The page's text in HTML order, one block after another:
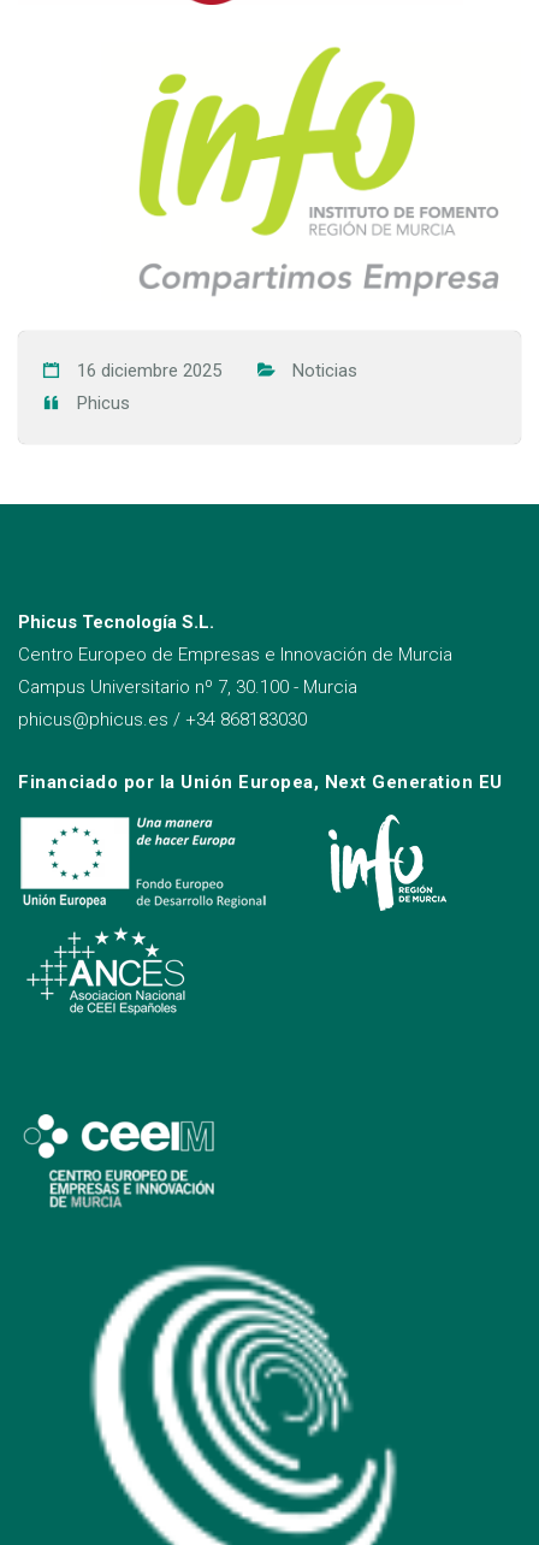
16 diciembre 2025
Noticias
Phicus
Phicus Tecnología S.L.
Centro Europeo de Empresas e Innovación de Murcia
Campus Universitario nº 7, 30.100 - Murcia
phicus@phicus.es / +34 868183030
Financiado por la Unión Europea, Next Generation EU